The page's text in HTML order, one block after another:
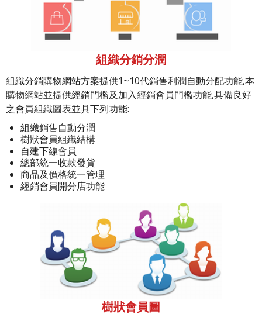
組織分銷分潤
組織分銷購物網站方案提供1~10代銷售利潤自動分配功能,本
購物網站並提供經銷門檻及加入經銷會員門檻功能,具備良好
之會員組織圖表並具下列功能:
組織銷售自動分潤
樹狀會員組織結構
自建下線會員
總部統一收款發貨
商品及價格統一管理
經銷會員開分店功能
樹狀會員圖